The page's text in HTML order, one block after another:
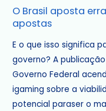
O Brasil aposta
apostas
E o que isso significa
governo? A publicação
Governo Federal
igaming sobre a
potencial paraser o
Brasil
aposta
errado
na
tributação
do
setor